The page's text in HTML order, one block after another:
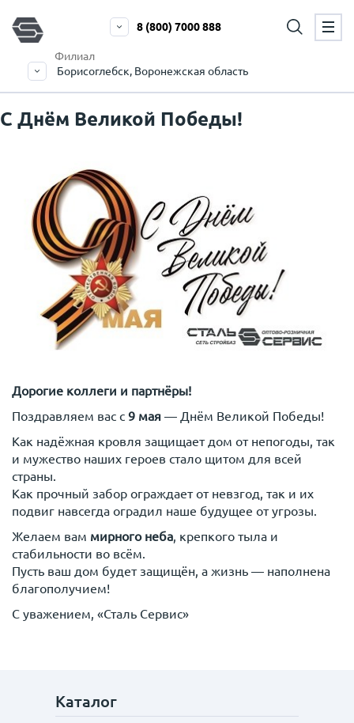
Филиал
Борисоглебск, Воронежская область
8 (800) 7000 888
С Днём Великой Победы!
Дорогие коллеги и партнёры!
Поздравляем вас с 9 мая — Днём Великой Победы!
Как надёжная кровля защищает дом от непогоды, так
и мужество наших героев стало щитом для всей
страны.
Как прочный забор ограждает от невзгод, так и их
подвиг навсегда оградил наше будущее от угрозы.
Желаем вам мирного неба, крепкого тыла и
стабильности во всём.
Пусть ваш дом будет защищён, а жизнь — наполнена
благополучием!
С уважением, «Сталь Сервис»
Каталог